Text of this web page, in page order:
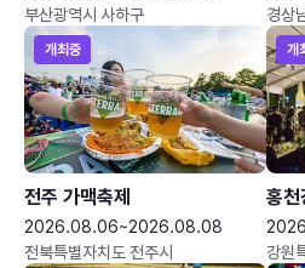
부산광역시 사하구
경상
개최중
전주 가맥축제
2026.08.06~2026.08.08
전북특별자치도 전주시
개
홍천
강원